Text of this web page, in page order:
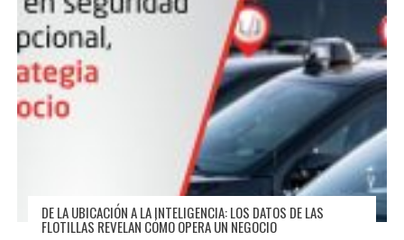
DE LA UBICACIÓN A LA INTELIGENCIA: LOS DATOS DE LAS
FLOTILLAS REVELAN CÓMO OPERA UN NEGOCIO